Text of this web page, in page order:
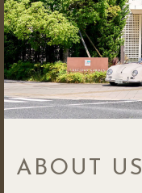
ABOUT US